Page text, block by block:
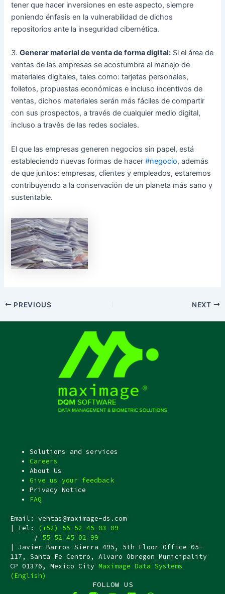
tener que hacer inversiones en este aspecto, siempre
poniendo énfasis en la vulnerabilidad de dichos
repositorios ante la inseguridad cibernética.
3.Generar material de venta de forma digital: Si el área de
ventas de las empresas se acostumbra al manejo de
materiales digitales, tales como: tarjetas personales,
folletos, propuestas económicas e incluso incentivos de
ventas, dichos materiales serán más fáciles de compartir
con sus prospectos, a través de cualquier medio digital,
incluso a través de las redes sociales.
El que las empresas generen negocios sin papel, está
estableciendo nuevas formas de hacer#negocio, además
de que juntos: empresas, clientes y empleados, estaremos
contribuyendo a la conservación de un planeta más sano y
sustentable.
PREVIOUS NEXT
Solutions and services
Careers
About Us
Give us your feedback
Privacy Notice
FAQ
Email: ventas@maximage-ds.com
| Tel:
(+52) 55 52 45 03 09
/ 55 52 45 02 99
| Javier Barros Sierra 495, 5th Floor Office 05-
117, Santa Fe Centro, Alvaro Obregon Municipality
CP 01376, Mexico City Maximage Data Systems
(English)
FOLLOW US